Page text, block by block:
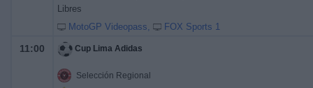
Libres
MotoGP Videopass
FOX Sports 1
11:00 Cup Lima Adidas
Selección Regional